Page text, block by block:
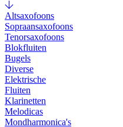
Altsaxofoons
Sopraansaxofoons
Tenorsaxofoons
Blokfluiten
Bugels
Diverse
Elektrische
Fluiten
Klarinetten
Melodicas
Mondharmonica's